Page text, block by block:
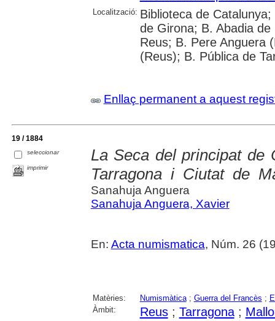
Localització: Biblioteca de
de Girona; B. Abadia
Reus; B. Pere Anguera
(Reus); B. Pública de
Enllaç permanent a aquest
19 / 1884
seleccionar
imprimir
La Seca del principat de
Tarragona i Ciutat de
Sanahuja Anguera
Sanahuja Anguera, Xavier
En: Acta numismatica, Núm. 26
Matèries: Numismàtica; Guerra del Francès ;
Àmbit:
Reus; Tarragona;